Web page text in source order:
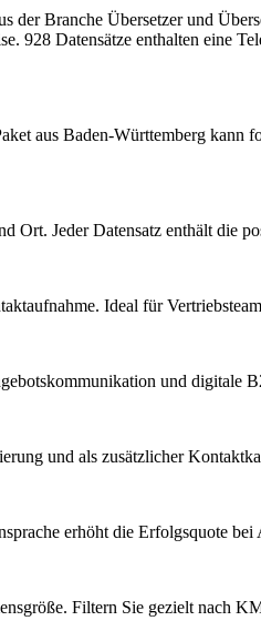
der Branche Übersetzer und
928 Datensätze enthalten eine
aus Baden-Württemberg kann
Ort. Jeder Datensatz enthält die
Ideal für
und
und als zusätzlicher
erhöht die Erfolgsquote
Filtern Sie gezielt nach